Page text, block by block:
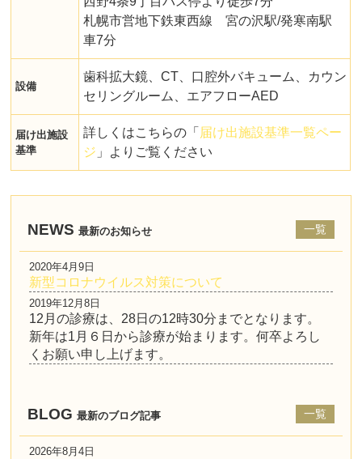
札幌市営地下鉄東西線 宮の沢駅/発寒南駅
車7分
設備
歯科拡大鏡、CT、口腔外バキューム、カウン
セリングルーム、エアフローAED
届け出施設
基準
詳しくはこちらの「 届け出施設基準一覧ペー
ジ 」よりご覧ください
NEWS 最新のお知らせ 一覧
2020年4月9日
新型コロナウイルス対策について
2019年12月8日
12月の診療は、28日の12時30分までとなります。
新年は1月６日から診療が始まります。何卒よろし
くお願い申し上げます。
BLOG 最新のブログ記事 一覧
2026年8月4日